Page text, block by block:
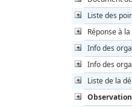
Liste des
Réponse à
Info des
Info des
Liste de la